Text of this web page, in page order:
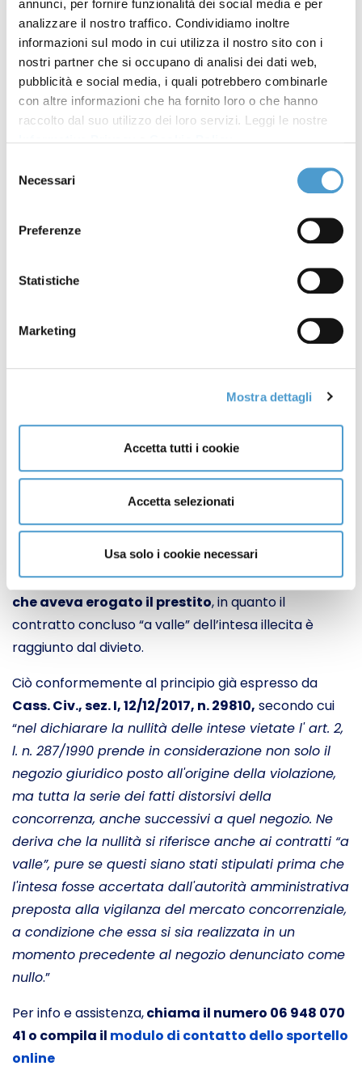
annunci, per fornire funzionalità dei social media e per
analizzare il nostro traffico. Condividiamo inoltre
informazioni sul modo in cui utilizza il nostro sito con i
nostri partner che si occupano di analisi dei dati web,
pubblicità e social media, i quali potrebbero combinarle
con altre informazioni che ha fornito loro o che hanno
raccolto dal suo utilizzo dei loro servizi. Leggi le nostre
delNecessari
Preferenze
Statistiche
Marketing
Mostra dettagli
Accetta tutti i cookie
Accetta selezionati
Usa solo i cookie necessari
previsti dalle norme a tutela della libertà di
concorrenza, integra, almeno potenzialmente, un
danno ingiusto ex art. 2043 c.c.
Chi ha subito un danno da una contrattazione “a
monte” ha a propria disposizione l’azione di
accertamento della nullità dell’intesa
all’art. 2 prevede la nullità delle intese restrittive
Nel caso analizzato dalla Cassazione il ricorrente
contratto di leasing
per relationem
manipolativo della concorrenza da un certo numero
dicembre 2013 riveste natura di “prova
privilegiata”dell’esistenza dell’intesa illecita,
conclusa “a monte” del leasing, sufficiente a fondare
la domanda di nullità dei tassi “manipolati” e di
rideterminazione degli interessi nel periodo della
manipolazione.
Per tale ragionenon assume rilevanza che
all’intesa avesse o meno partecipato la Banca
che aveva erogato il prestito, in quanto il
contratto concluso “a valle” dell’intesa illecita è
raggiunto dal divieto.
Ciò conformemente al principio già espresso da
Cass. Civ., sez. I, 12/12/2017, n. 29810, secondo cui
“nel dichiarare la nullità delle intese vietate l' art. 2,
l. n. 287/1990 prende in considerazione non solo il
negozio giuridico posto all'origine della violazione,
ma tutta la serie dei fatti distorsivi della
concorrenza, anche successivi a quel negozio. Ne
deriva che la nullità si riferisce anche ai contratti “a
valle”, pure se questi siano stati stipulati prima che
l'intesa fosse accertata dall'autorità amministrativa
preposta alla vigilanza del mercato concorrenziale,
a condizione che essa si sia realizzata in un
momento precedente al negozio denunciato come
nullo.”
Per info e assistenza,chiama il numero 06 948 070
41 o compila il modulo di contatto dello sportello
online